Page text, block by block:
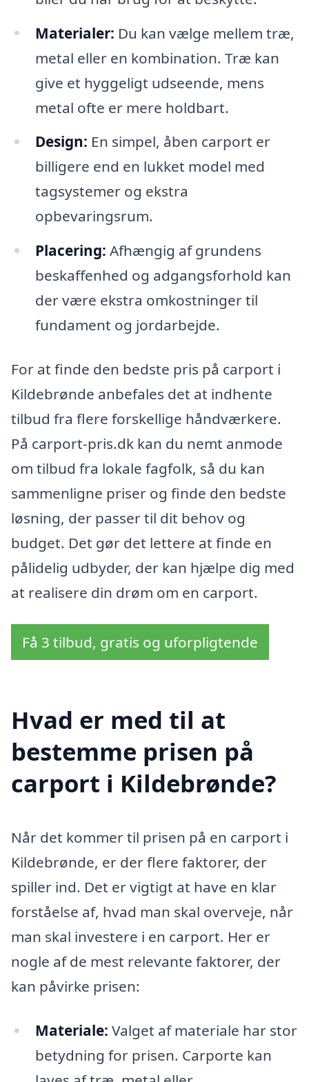
Materialer: Du kan vælge mellem træ,
metal eller en kombination. Træ kan
give et hyggeligt udseende, mens
metal ofte er mere holdbart.
Design: En simpel, åben carport er
billigere end en lukket model med
tagsystemer og ekstra
opbevaringsrum.
Placering: Afhængig af grundens
beskaffenhed og adgangsforhold kan
der være ekstra omkostninger til
fundament og jordarbejde.
For at finde den bedste pris på carport i
Kildebrønde anbefales det at indhente
tilbud fra flere forskellige håndværkere.
På carport-pris.dk kan du nemt anmode
om tilbud fra lokale fagfolk, så du kan
sammenligne priser og finde den bedste
løsning, der passer til dit behov og
budget. Det gør det lettere at finde en
pålidelig udbyder, der kan hjælpe dig med
at realisere din drøm om en carport.
Få 3 tilbud, gratis og uforpligtende
Hvad er med til at
bestemme prisen på
carport i Kildebrønde?
Når det kommer til prisen på en carport i
Kildebrønde, er der flere faktorer, der
spiller ind. Det er vigtigt at have en klar
forståelse af, hvad man skal overveje, når
man skal investere i en carport. Her er
nogle af de mest relevante faktorer, der
kan påvirke prisen:
Materiale: Valget af materiale har stor
betydning for prisen. Carporte kan